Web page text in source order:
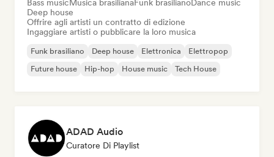
Bass musicMusica brasilianaFunk brasilianoDance music
Deep house
Offrire agli artisti un contratto di edizione
Ingaggiare artisti o pubblicare la loro musica
Funk brasiliano Deep house Elettronica
Elettropop
Future house
Hip-hop House music Tech House
ADAD Audio
Curatore Di Playlist